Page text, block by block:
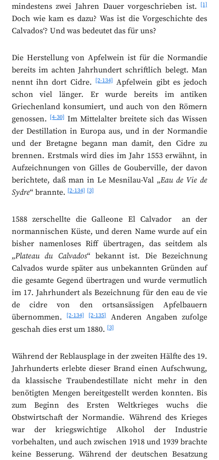
mindestens zwei Jahren Dauer vorgeschrieben ist. [1]
Doch wie kam es dazu? Was ist die Vorgeschichte des
Calvados‘? Und was bedeutet das für uns?
Die Herstellung von Apfelwein ist für die Normandie
bereits im achten Jahrhundert schriftlich belegt. Man
nennt ihn dort Cidre. [2-134] Apfelwein gibt es jedoch
schon viel länger. Er wurde bereits im antiken
Griechenland konsumiert, und auch von den Römern
genossen.[4-30] Im Mittelalter breitete sich das Wissen
der Destillation in Europa aus, und in der Normandie
und der Bretagne begann man damit, den Cidre zu
brennen. Erstmals wird dies im Jahr 1553 erwähnt, in
Aufzeichnungen von Gilles de Gouberville, der davon
berichtete, daß man in Le Mesnilau-Val „Eau de Vie de
Sydre“ brannte.[2-134] [3]
1588 zerschellte die Galleone El Calvador an der
normannischen Küste, und deren Name wurde auf ein
bisher namenloses Riff übertragen, das seitdem als
„Plateau du Calvados“ bekannt ist. Die Bezeichnung
Calvados wurde später aus unbekannten Gründen auf
die gesamte Gegend übertragen und wurde vermutlich
im 17. Jahrhundert als Bezeichnung für den eau de vie
de cidre von den ortsansässigen Apfelbauern
übernommen.
[2-134] [2-135]Anderen Angaben zufolge
geschah dies erst um 1880.[3]
Während der Reblausplage in der zweiten Hälfte des 19.
Jahrhunderts erlebte dieser Brand einen Aufschwung,
da klassische Traubendestillate nicht mehr in den
benötigten Mengen bereitgestellt werden konnten. Bis
zum Beginn des Ersten Weltkrieges wuchs die
Obstwirtschaft der Normandie. Während des Krieges
war der kriegswichtige Alkohol der Industrie
vorbehalten, und auch zwischen 1918 und 1939 brachte
keine Besserung. Während der deutschen Besatzung